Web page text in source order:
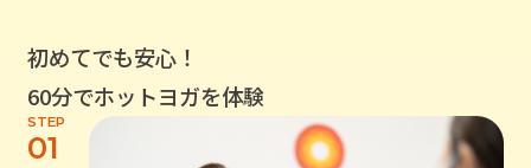
初めてでも安心！
60分でホットヨガを体験
STEP
01